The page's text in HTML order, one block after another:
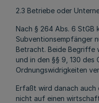
2.3 Betriebe oder
Nach § 264 Abs. 6 StGB
Subventionsempfänger
Betracht. Beide Begriffe
und in den §§ 9, 130 des
Ordnungswidrigkeiten
Erfaßt wird danach
nicht auf einen